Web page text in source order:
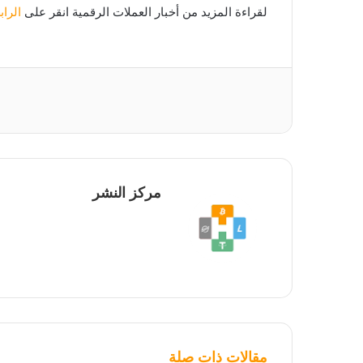
لقراءة المزيد من أخبار العملات الرقمية انقر على
مركز النشر
مقالات ذات صلة